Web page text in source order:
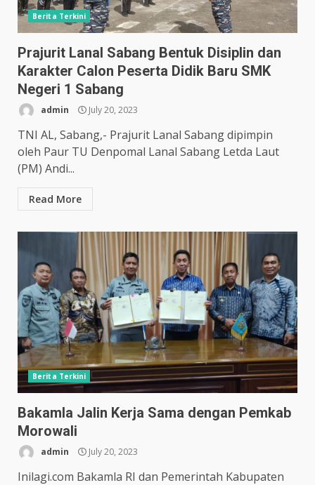
Berita Terkini
Prajurit Lanal Sabang Bentuk Disiplin dan
Karakter Calon Peserta Didik Baru SMK
Negeri 1 Sabang
admin July 20, 2023
TNI AL, Sabang,- Prajurit Lanal Sabang dipimpin
oleh Paur TU Denpomal Lanal Sabang Letda Laut
(PM) Andi...
Read More
Berita Terkini
Bakamla Jalin Kerja Sama dengan Pemkab
Morowali
admin July 20, 2023
Inilagi.com Bakamla RI dan Pemerintah Kabupaten